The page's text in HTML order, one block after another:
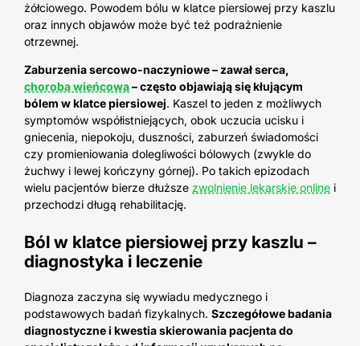
żółciowego. Powodem bólu w klatce piersiowej przy kaszlu
oraz innych objawów może być też podrażnienie
otrzewnej.
Zaburzenia sercowo-naczyniowe – zawał serca,
choroba wieńcowa– często objawiają się kłującym
bólem w klatce piersiowej. Kaszel to jeden z możliwych
symptomów współistniejących, obok uczucia ucisku i
gniecenia, niepokoju, duszności, zaburzeń świadomości
czy promieniowania dolegliwości bólowych (zwykle do
żuchwy i lewej kończyny górnej). Po takich epizodach
wielu pacjentów bierze dłuższe zwolnienie lekarskie online i
przechodzi długą rehabilitację.
Ból w klatce piersiowej przy kaszlu –
diagnostyka i leczenie
Diagnoza zaczyna się wywiadu medycznego i
podstawowych badań fizykalnych. Szczegółowe badania
diagnostyczne i kwestia skierowania pacjenta do